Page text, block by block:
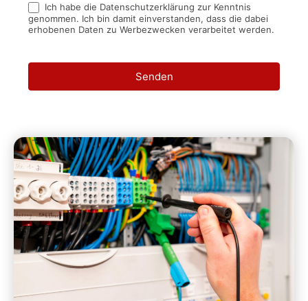
Ich habe die Datenschutzerklärung zur Kenntnis
genommen. Ich bin damit einverstanden, dass die dabei
erhobenen Daten zu Werbezwecken verarbeitet werden.
Senden